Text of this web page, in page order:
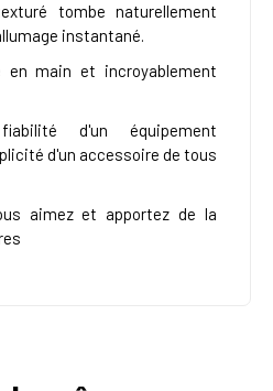
tombe naturellement
instantané.
en main et incroyablement
d'un équipement
d'un accessoire de tous
aimez et apportez de la